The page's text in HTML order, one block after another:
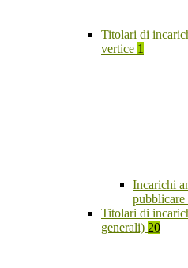
Titolari di
vertice 1
Incarichi
Titolari di
generali) 20